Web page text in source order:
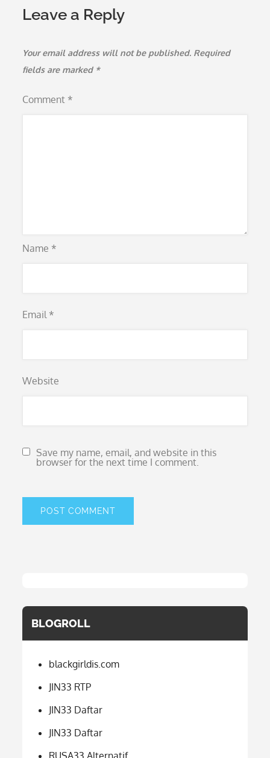
Leave a Reply
Your email address will not be published. Required
fields are marked *
Comment *
Name *
Email *
Website
Save my name, email, and website in this
browser for the next time I comment.
BLOGROLL
blackgirldis.com
JIN33 RTP
JIN33 Daftar
JIN33 Daftar
RUSA33 Alternatif